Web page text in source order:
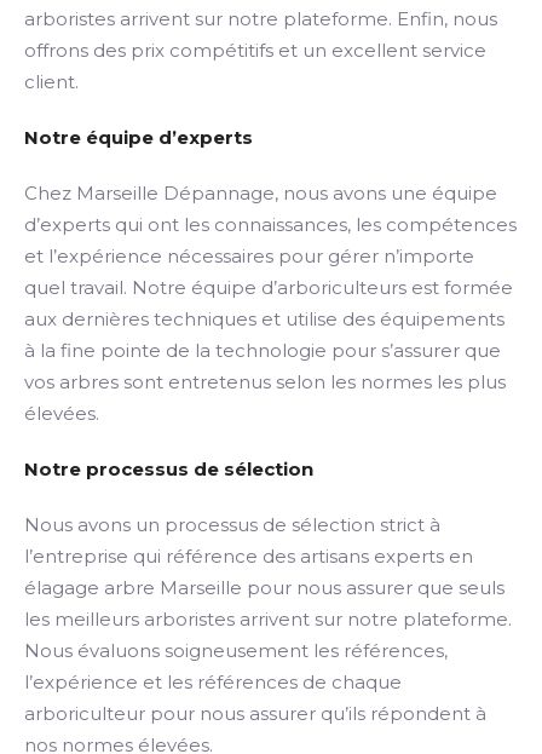
arboristes arrivent sur notre plateforme. Enfin, nous
offrons des prix compétitifs et un excellent service
client.
Notre équipe d’experts
Chez Marseille Dépannage, nous avons une équipe
d’experts qui ont les connaissances, les compétences
et l’expérience nécessaires pour gérer n’importe
quel travail. Notre équipe d’arboriculteurs est formée
aux dernières techniques et utilise des équipements
à la fine pointe de la technologie pour s’assurer que
vos arbres sont entretenus selon les normes les plus
élevées.
Notre processus de sélection
Nous avons un processus de sélection strict à
l’entreprise qui référence des artisans experts en
élagage arbre Marseille pour nous assurer que seuls
les meilleurs arboristes arrivent sur notre plateforme.
Nous évaluons soigneusement les références,
l’expérience et les références de chaque
arboriculteur pour nous assurer qu’ils répondent à
nos normes élevées.